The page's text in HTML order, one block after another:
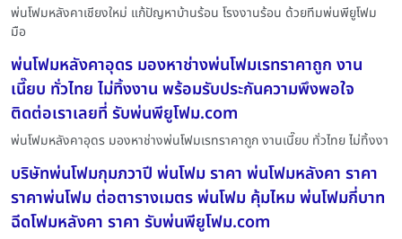
พ่นโฟมหลังคาเชียงใหม่ แก้ปัญหาบ้านร้อน โรงงานร้อน ด้วยทีมพ่นพียูโฟม
มือ
พ่นโฟมหลังคาอุดร มองหาช่างพ่นโฟมเรทราคาถูก งาน
เนี๊ยบ ทั่วไทย ไม่ทิ้งงาน พร้อมรับประกันความพึงพอใจ
ติดต่อเราเลยที่ รับพ่นพียูโฟม.com
พ่นโฟมหลังคาอุดร มองหาช่างพ่นโฟมเรทราคาถูก งานเนี๊ยบ ทั่วไทย ไม่ทิ้งงา
บริษัทพ่นโฟมกุมภวาปี พ่นโฟม ราคา พ่นโฟมหลังคา ราคา
ราคาพ่นโฟม ต่อตารางเมตร พ่นโฟม คุ้มไหม พ่นโฟมกี่บาท
ฉีดโฟมหลังคา ราคา รับพ่นพียูโฟม.com